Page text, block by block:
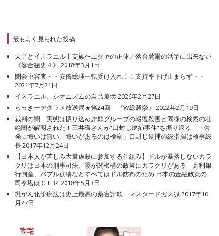
最もよく見られた投稿
天皇とイスラエル十支族〜ユダヤの正体／落合莞爾の活字に出来ない
《落合秘史４》 2018年3月1日
閉会中審査・・安倍総理一転受け入れ！！支持率下げ止まらず・・
2021年7月21日
イスラエル、シオニズムの自己崩壊2026年2月27日
らっきーデタラメ放送局★第24回 『W総選挙』
2022年2月19日
裁判の闇 実態は振り込め詐欺グループの報復殺害と同様の検察の壮
絶闇が解明された！三井環さんが”口封じ逮捕事件”を振り返る 「告
発に悔いは無い。悔いがあるのは検察」口封じ逮捕の総指揮は検事総
長2017年12月24日
【日本人が苦しみ大量虐殺に参加する仕組み】ドルが暴落しないカラ
クリは日本の刑事司法、霞が関機構の政策にカラクリがある 足利銀
行倒産、バブル崩壊などすべてはドル防衛のため 日本の金融政策の
司令塔はＣＦＲ 2018年5月3日
乳がん化学療法は史上最悪の薬害詐欺 マスタードガス猟 2017年10
月27日